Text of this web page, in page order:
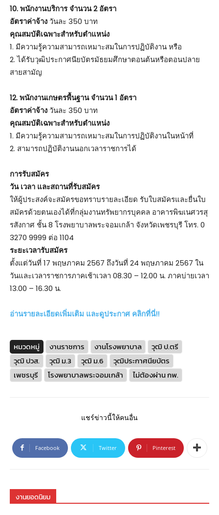
10. พนักงานบริการ จำนวน 2 อัตรา
อัตราค่าจ้าง วันละ 350 บาท
คุณสมบัติเฉพาะสำหรับตำแหน่ง
1. มีความรู้ความสามารถเหมาะสมในการปฏิบัติงาน หรือ
2. ได้รับวุฒิประกาศนียบัตรมัธยมศึกษาตอนต้นหรือตอนปลาย
สายสามัญ
12. พนักงานเกษตรพื้นฐาน จำนวน 1 อัตรา
อัตราค่าจ้าง วันละ 350 บาท
คุณสมบัติเฉพาะสำหรับตำแหน่ง
1. มีความรู้ความสามารถเหมาะสมในการปฏิบัติงานในหน้าที่
2. สามารถปฏิบัติงานนอกเวลาราชการได้
การรับสมัคร
วัน เวลา และสถานที่รับสมัคร
ให้ผู้ประสงค์จะสมัครขอทราบรายละเอียด รับใบสมัครและยื่นใบ
สมัครด้วยตนเองได้ที่กลุ่มงานทรัพยากรบุคคล อาคารพิฆเนศวรสุ
รสังกาศ ชั้น 8 โรงพยาบาลพระจอมเกล้า จังหวัดเพชรบุรี โทร. 0
3270 9999 ต่อ 1104
ระยะเวลารับสมัคร
ตั้งแต่วันที่ 17 พฤษภาคม 2567 ถึงวันที่ 24 พฤษภาคม 2567 ใน
วันและเวลาราชการภาคเช้าเวลา 08.30 – 12.00 น. ภาคบ่ายเวลา
13.00 – 16.30 น.
อ่านรายละเอียดเพิ่มเติม และดูประกาศ คลิกที่นี่!!
หมวดหมู่ งานราชการ งานโรงพยาบาล
วุฒิ ป.ตรี
วุฒิ ปวส.
วุฒิ ม.3 วุฒิ ม.6
วุฒิประกาศนียบัตร
เพชรบุรี
โรงพยาบาลพระจอมเกล้า ไม่ต้องผ่าน กพ.
แชร์ข่าวนี้ให้คนอื่น
Facebook Twitter Pinterest
งานยอดนิยม